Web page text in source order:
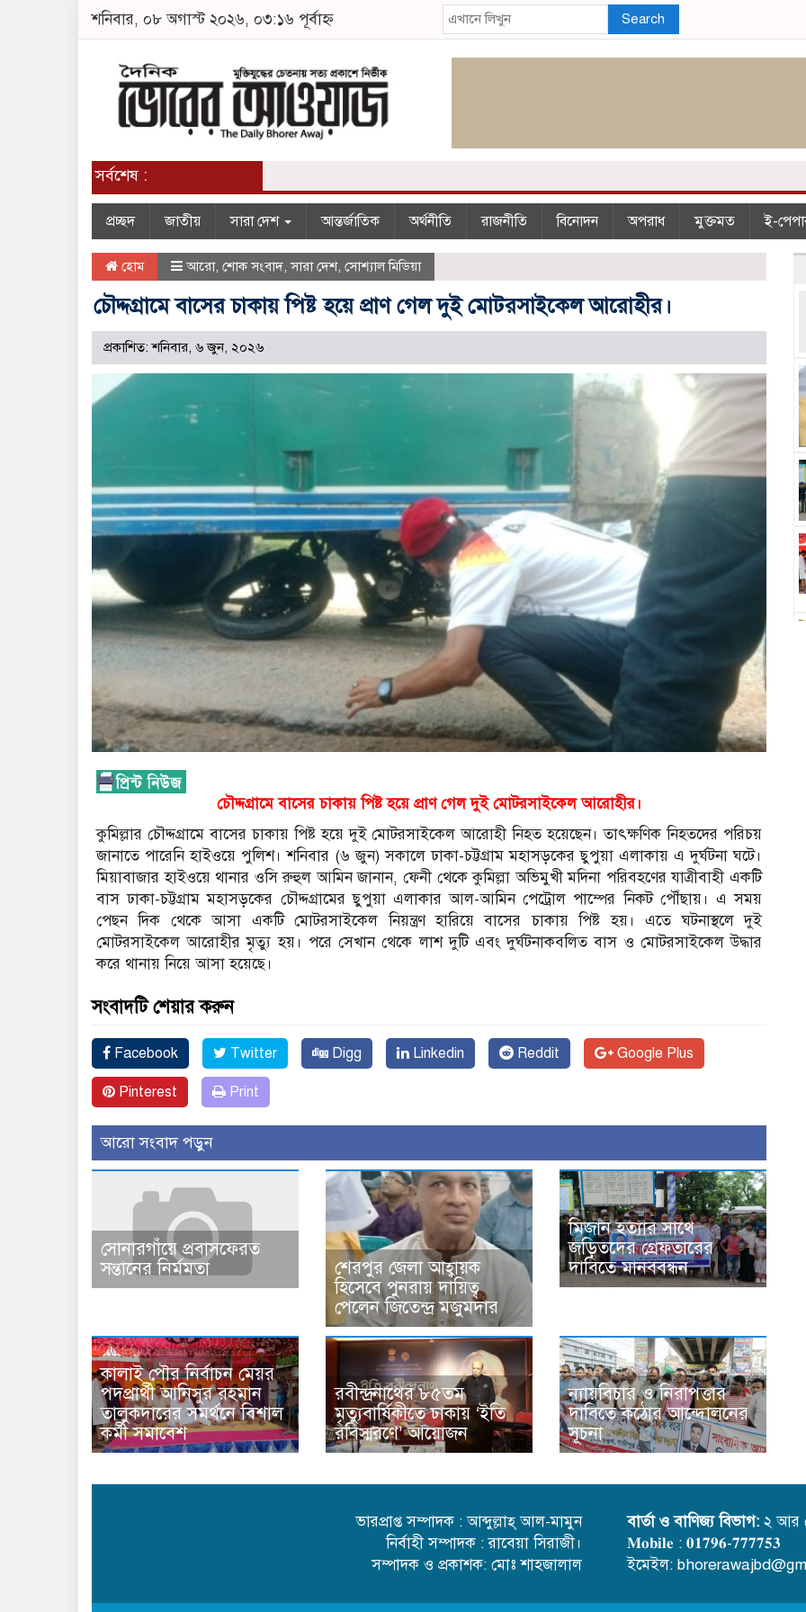
শনিবার, ০৮ অগাস্ট ২০২৬, ০৩:১৬ পূর্বাহ্ন Search
সর্বশেষ :
প্রচ্ছদ জাতীয় সারা দেশ আন্তর্জাতিক অর্থনীতি রাজনীতি বিনোদন অপরাধ মুক্তমত ই-
হোম আরো, শোক সংবাদ,সারা দেশ, সোশ্যাল মিডিয়া
চৌদ্দগ্রামে বাসের চাকায় পিষ্ট হয়ে প্রাণ গেল দুই মোটরসাইকেল আরোহীর।
প্রকাশিত: শনিবার, ৬ জুন, ২০২৬
চৌদ্দগ্রামে বাসের চাকায় পিষ্ট হয়ে প্রাণ গেল দুই মোটরসাইকেল আরোহীর।
কুমিল্লার চৌদ্দগ্রামে বাসের চাকায় পিষ্ট হয়ে দুই মোটরসাইকেল আরোহী নিহত হয়েছেন। তাৎক্ষণিক নিহতদের পরিচয়
জানাতে পারেনি হাইওয়ে পুলিশ। শনিবার (৬ জুন) সকালে ঢাকা-চট্টগ্রাম মহাসড়কের ছুপুয়া এলাকায় এ দুর্ঘটনা ঘটে।
মিয়াবাজার হাইওয়ে থানার ওসি রুহুল আমিন জানান, ফেনী থেকে কুমিল্লা অভিমুখী মদিনা পরিবহণের যাত্রীবাহী একটি
বাস ঢাকা-চট্টগ্রাম মহাসড়কের চৌদ্দগ্রামের ছুপুয়া এলাকার আল-আমিন পেট্রোল পাম্পের নিকট পৌঁছায়। এ সময়
পেছন দিক থেকে আসা একটি মোটরসাইকেল নিয়ন্ত্রণ হারিয়ে বাসের চাকায় পিষ্ট হয়। এতে ঘটনাস্থলে দুই
মোটরসাইকেল আরোহীর মৃত্যু হয়। পরে সেখান থেকে লাশ দুটি এবং দুর্ঘটনাকবলিত বাস ও মোটরসাইকেল উদ্ধার
করে থানায় নিয়ে আসা হয়েছে।
সংবাদটি শেয়ার করুন
Facebook Twitter Digg Linkedin Reddit Google Plus
Pinterest Print
আরো সংবাদ পড়ুন
সোনারগাঁয়ে প্রবাসফেরত
সন্তানের নির্মমতা
শেরপুর জেলা আহ্বায়ক
হিসেবে পুনরায় দায়িত্ব
পেলেন জিতেন্দ্র মজুমদার
মিজান হত্যার সাথে
জড়িতদের গ্রেফতারের
দাবিতে মানববন্ধন
কালাই পৌর নির্বাচন মেয়র
পদপ্রার্থী আনিসুর রহমান
তালুকদারের সমর্থনে বিশাল
কর্মী সমাবেশ
রবীন্দ্রনাথের ৮৫তম
মৃত্যুবার্ষিকীতে ঢাকায় ‘ইতি
রবিস্মরণে’ আয়োজন
ন্যায়বিচার ও নিরাপত্তার
দাবিতে কঠোর আন্দোলনের
সূচনা
ভারপ্রাপ্ত সম্পাদক : আব্দুল্লাহ্ আল-মামুন
নির্বাহী সম্পাদক : রাবেয়া সিরাজী।
সম্পাদক ও প্রকাশক: মোঃ শাহজালাল
বার্তা ও বাণিজ্য বিভাগ: ২ আর
𝐌𝐨𝐛𝐢𝐥𝐞 : 𝟎𝟏𝟕𝟗𝟔-𝟕𝟕𝟕𝟕𝟓𝟑
ইমেইল: